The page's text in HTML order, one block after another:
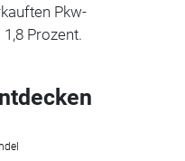
Pkw-
Prozent.